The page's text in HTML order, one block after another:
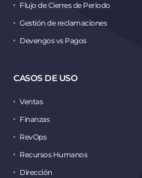
Flujo de Cierres de Periodo
Gestión de reclamaciones
Devengos vs Pagos
CASOS DE USO
Ventas
Finanzas
RevOps
Recursos Humanos
Dirección